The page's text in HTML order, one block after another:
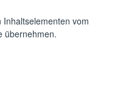
vom
übernehmen.